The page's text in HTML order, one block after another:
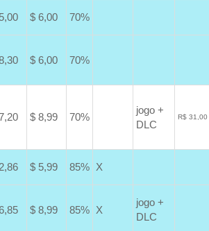
$ 6,00 70%
$ 6,00 70%
$ 8,99 70%
jogo +
DLC
R$
$ 5,99 85% X
$ 8,99 85% X
jogo +
DLC